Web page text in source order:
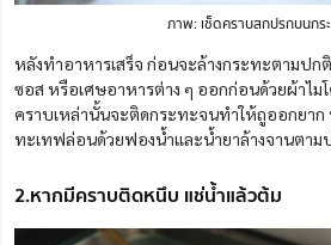
ภาพ: เช็ดคราบสกปรกบนกร
หลังทำอาหารเสร็จ ก่อนจะล้างกระทะตามปก
ซอส หรือเศษอาหารต่าง ๆ ออกก่อนด้วยผ้าไ
คราบเหล่านั้นจะติดกระทะจนทำให้ถูออกยาก
ทะเทฟล่อนด้วยฟองน้ำและน้ำยาล้างจานตาม
2.หากมีคราบติดหนึบ แช่น้ำแล้วต้ม